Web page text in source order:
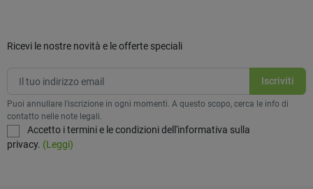
Ricevi le nostre novità e le offerte speciali
Puoi annullare l'iscrizione in ogni momenti. A questo scopo, cerca le info di
contatto nelle note legali.
Accetto i termini e le condizioni dell'informativa sulla
privacy. (Leggi)